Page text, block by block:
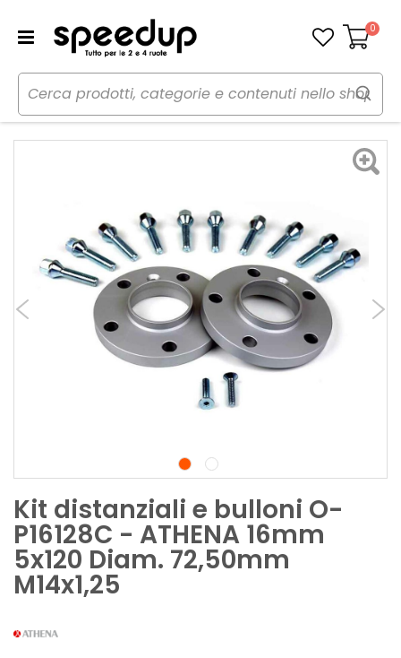
Carrello
0
Home Auto Gomme, cerchi e freni
Distanziali
Kit distanziali e bulloni O-P16128C - ATHENA
Kit distanziali e bulloni O-
P16128C - ATHENA 16mm
5x120 Diam. 72,50mm
M14x1,25